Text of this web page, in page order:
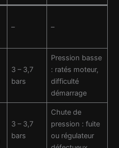
– –
3 – 3,7
bars
Pression basse
: ratés moteur,
difficulté
démarrage
3 – 3,7
bars
Chute de
pression : fuite
ou régulateur